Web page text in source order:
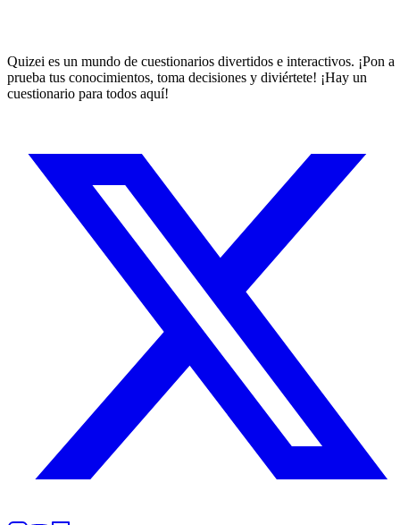
Quizei es un mundo de cuestionarios divertidos e interactivos. ¡Pon a
prueba tus conocimientos, toma decisiones y diviértete! ¡Hay un
cuestionario para todos aquí!